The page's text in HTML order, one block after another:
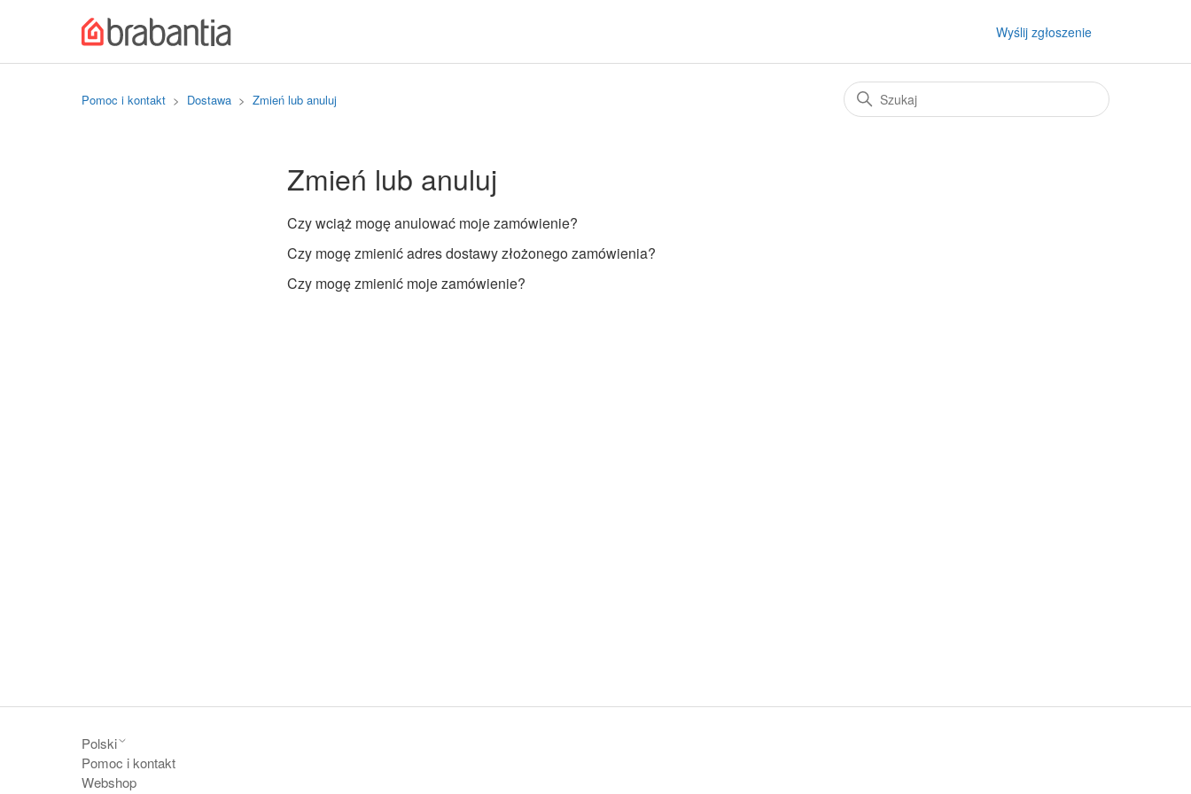
Wyślij zgłoszenie
Pomoc i kontakt Dostawa Zmień lub anuluj
Zmień lub anuluj
Czy wciąż mogę anulować moje zamówienie?
Czy mogę zmienić adres dostawy złożonego zamówienia?
Czy mogę zmienić moje zamówienie?
Polski
Pomoc i kontakt
Webshop